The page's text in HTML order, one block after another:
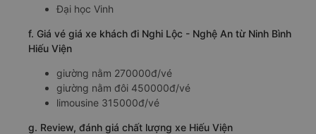
Đại học Vinh
f. Giá vé giá xe khách đi Nghi Lộc - Nghệ An từ Ninh Bình
Hiếu Viện
giường nằm 270000đ/vé
giường nằm đôi 450000đ/vé
limousine 315000đ/vé
g. Review, đánh giá chất lượng xe Hiếu Viện